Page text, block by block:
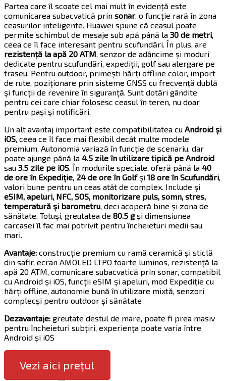
Partea care îl scoate cel mai mult în evidență este
comunicarea subacvatică prin sonar, o funcție rară în zona
ceasurilor inteligente. Huawei spune că ceasul poate
permite schimbul de mesaje sub apă până la 30 de metri
ceea ce îl face interesant pentru scufundări. În plus, are
rezistență la apă 20 ATM , senzor de adâncime și moduri
dedicate pentru scufundări, expediții, golf sau alergare pe
traseu. Pentru outdoor, primești hărți offline color, import
de rute, poziționare prin sisteme GNSS cu frecvență dublă
și funcții de revenire în siguranță. Sunt dotări gândite
pentru cei care chiar folosesc ceasul în teren, nu doar
pentru pași și notificări.
Un alt avantaj important este compatibilitatea cu Android și
iOS , ceea ce îl face mai flexibil decât multe modele
premium. Autonomia variază în funcție de scenariu, dar
poate ajunge până la 4.5 zile în utilizare tipică pe Android
sau 3.5 zile pe iOS . În modurile speciale, oferă până la 40
de ore în Expediție 24 de ore în Golfși 18 ore în Scufundări
valori bune pentru un ceas atât de complex. Include și
eSIM, apeluri, NFC, SOS, monitorizare puls, somn, stres,
temperatură și barometru , deci acoperă bine și zona de
sănătate. Totuși, greutatea de 80.5 gși dimensiunea
carcasei îl fac mai potrivit pentru încheieturi medii sau
mari.
Avantaje: construcție premium cu ramă ceramică și sticlă
din safir, ecran AMOLED LTPO foarte luminos, rezistență la
apă 20 ATM, comunicare subacvatică prin sonar, compatibil
cu Android și iOS, funcții eSIM și apeluri, mod Expediție cu
hărți offline, autonomie bună în utilizare mixtă, senzori
complecși pentru outdoor și sănătate
Dezavantaje: greutate destul de mare, poate fi prea masiv
pentru încheieturi subțiri, experiența poate varia între
Android și iOS
Vezi aici prețul